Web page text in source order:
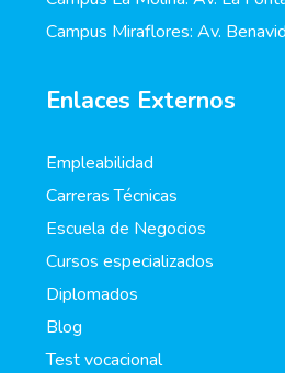
Campus Miraflores: Av.
Enlaces Externos
Empleabilidad
Carreras Técnicas
Escuela de Negocios
Cursos especializados
Diplomados
Blog
Test vocacional